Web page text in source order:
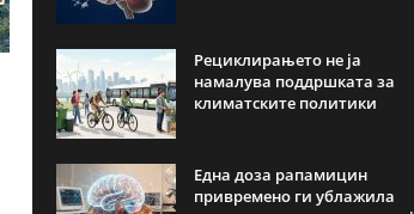
Рециклирањето не ја
намалува поддршката за
климатските политики
Една доза рапамицин
привремено ги ублажила